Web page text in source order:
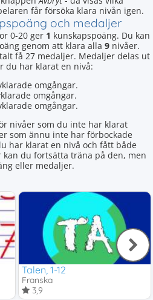
får försöka klara nivån igen.
och medaljer
0-20 ger 1 kunskapspoäng. Du kan
genom att klara alla 9 nivåer.
få 27 medaljer. Medaljer delas ut
du har klarat en nivå:
omgångar.
omgångar.
omgångar.
nivåer som du inte har klarat
som ännu inte har förbockade
har klarat en nivå och fått både
kan du fortsätta träna på den, men
eller medaljer.
Talen, 1-12
Franska
3,9